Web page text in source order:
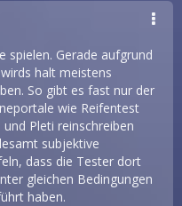
spielen. Gerade aufgrund
halt meistens
So gibt es fast nur der
wie Reifentest
Pleti reinschreiben
subjektive
dass die Tester dort
gleichen Bedingungen
haben.